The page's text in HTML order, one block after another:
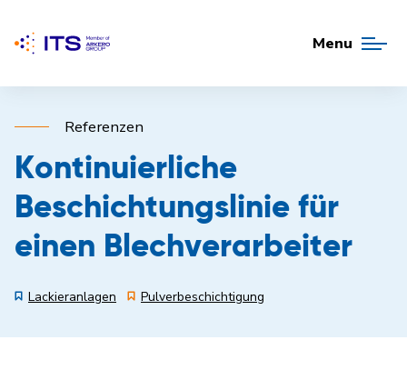
Menu
Referenzen
Kontinuierliche
Beschichtungslinie für
einen Blechverarbeiter
Lackieranlagen Pulverbeschichtigung